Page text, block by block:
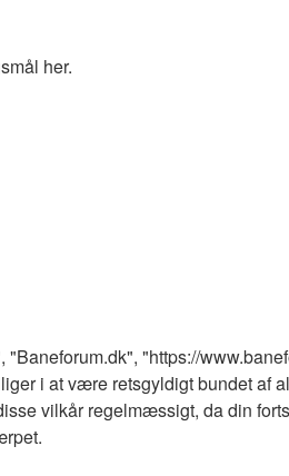
her.
"https://
i at være retsgyldigt bundet
vilkår regelmæssigt, da din